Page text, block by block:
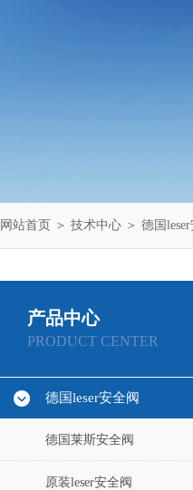
网站首页 ＞ 技术中心 ＞ 德国
产品中心
PRODUCT CENTER
德国leser安全阀
德国莱斯安全阀
原装leser安全阀